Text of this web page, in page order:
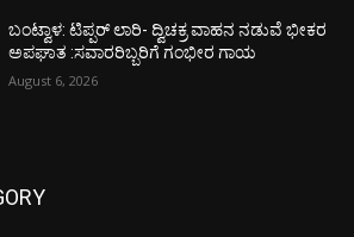
ಬಂಟ್ವಾಳ: ಟಿಪ್ಪರ್ ಲಾರಿ- ದ್ವಿಚಕ್ರ ವಾಹನ ನಡುವೆ ಭೀಕರ
ಅಪಘಾತ :ಸವಾರರಿಬ್ಬರಿಗೆ ಗಂಭೀರ ಗಾಯ
August 6, 2026